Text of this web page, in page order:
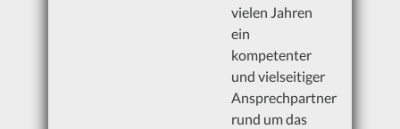
vielen Jahren
ein
kompetenter
und vielseitiger
Ansprechpartner
rund um das